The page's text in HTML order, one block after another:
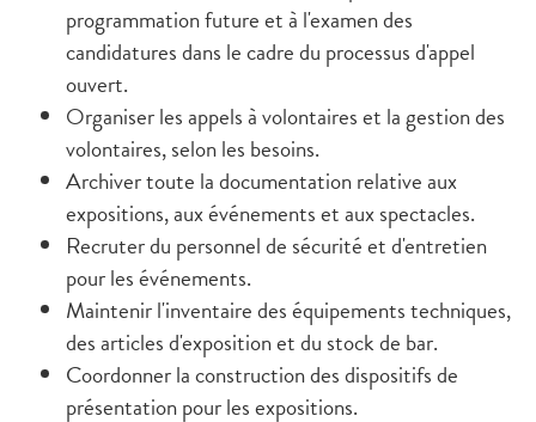
programmation future et à l'examen des
candidatures dans le cadre du processus d'appel
ouvert.
Organiser les appels à volontaires et la gestion des
volontaires, selon les besoins.
Archiver toute la documentation relative aux
expositions, aux événements et aux spectacles.
Recruter du personnel de sécurité et d'entretien
pour les événements.
Maintenir l'inventaire des équipements techniques,
des articles d'exposition et du stock de bar.
Coordonner la construction des dispositifs de
présentation pour les expositions.